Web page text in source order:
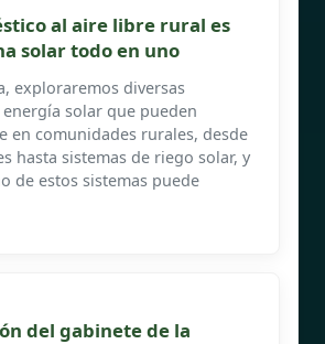
al aire libre rural es
solar todo en uno
exploraremos diversas
solar que pueden
en comunidades rurales, desde
hasta sistemas de riego solar, y
de estos sistemas puede
del gabinete de la